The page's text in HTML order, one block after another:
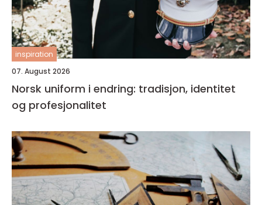
inspiration
07. August 2026
Norsk uniform i endring: tradisjon, identitet
og profesjonalitet